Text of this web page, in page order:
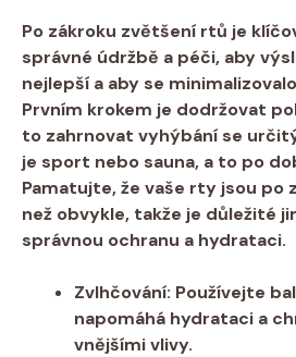
Po zákroku zvětšení rtů je
správné údržbě a péči, aby
nejlepší a aby se
Prvním krokem je dodržovat
to zahrnovat vyhýbání se
je sport nebo sauna, a to po
Pamatujte, že vaše rty jsou po
než obvykle, takže je důležité
správnou ochranu a hydrataci.
Zvlhčování: Používejte
napomáhá hydrataci a
vnějšími vlivy.